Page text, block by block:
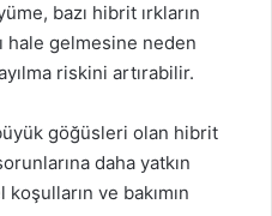
bazı hibrit ırkların
hale gelmesine neden
riskini artırabilir.
göğüsleri olan hibrit
daha yatkın
ve bakımın